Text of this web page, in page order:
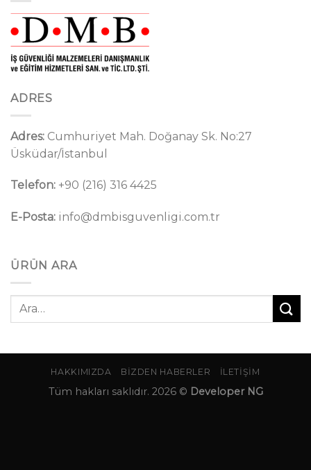
ADRES
Adres: Cumhuriyet Mah. Doğanay Sk. No:27
Üsküdar/İstanbul
Telefon: +90 (216) 316 4425
E-Posta: info@dmbisguvenligi.com.tr
ÜRÜN ARA
Ara:
HAKKIMIZDA BIZDEN HABERLER İLETIŞIM
Tüm hakları saklıdır. 2026 © Developer NG